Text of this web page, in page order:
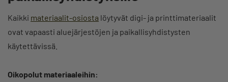
Kaikki materiaalit-osiosta löytyvät digi- ja printtimateriaalit
ovat vapaasti aluejärjestöjen ja paikallisyhdistysten
käytettävissä.
Oikopolut materiaaleihin: